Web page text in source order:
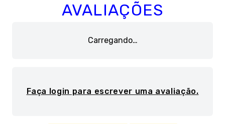
AVALIAÇÕES
Carregando…
Faça login para escrever uma avaliação.